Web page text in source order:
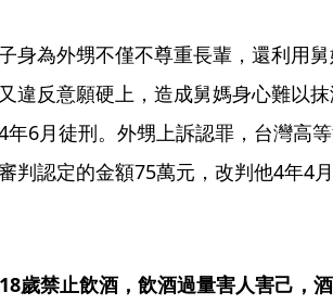
身為外甥不僅不尊重長輩，還利用
違反意願硬上，造成舅媽身心難以
6月徒刑。外甥上訴認罪，台灣高
判認定的金額75萬元，改判他4年4
歲禁止飲酒，飲酒過量害人害己，